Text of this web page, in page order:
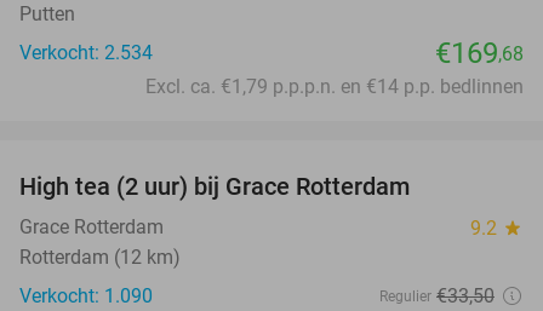
Putten
Verkocht: 2.534
€169,68
Excl. ca. €1,79 p.p.p.n. en €14 p.p. bedlinnen
High tea (2 uur) bij Grace Rotterdam
Grace Rotterdam 9.2 star
Rotterdam (12 km)
Verkocht: 1.090
Regulier €33,50